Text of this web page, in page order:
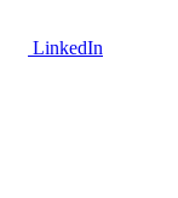
LinkedIn